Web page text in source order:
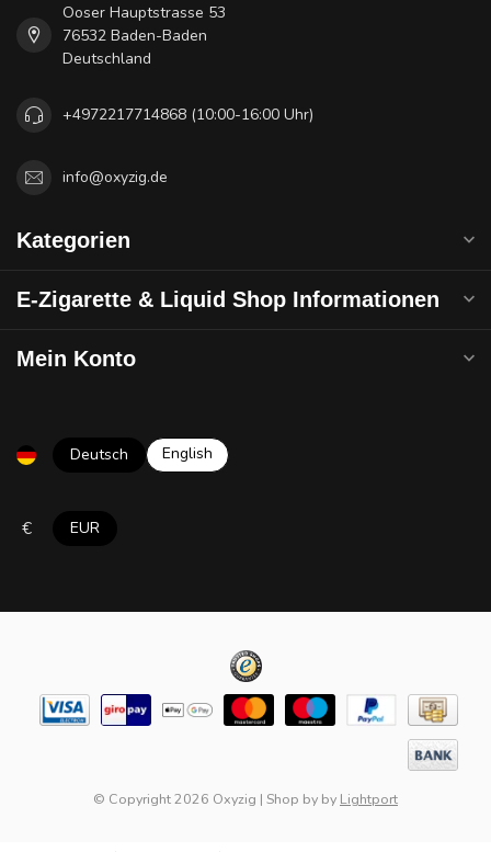
Ooser Hauptstrasse 53
76532 Baden-Baden
Deutschland
+4972217714868 (10:00-16:00 Uhr)
info@oxyzig.de
Kategorien
E-Zigarette & Liquid Shop Informationen
Mein Konto
Deutsch English
€ EUR
© Copyright 2026 Oxyzig | Shop by by Lightport